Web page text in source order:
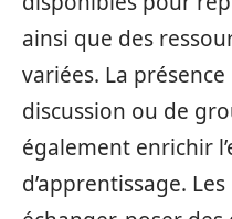
ainsi que des
variées. La
discussion ou de
également enrichir
d’apprentissage.